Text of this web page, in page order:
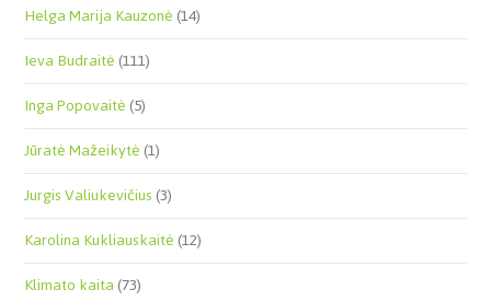
Helga Marija Kauzonė(14)
Ieva Budraitė(111)
Inga Popovaitė(5)
Jūratė Mažeikytė(1)
Jurgis Valiukevičius(3)
Karolina Kukliauskaitė(12)
Klimato kaita(73)